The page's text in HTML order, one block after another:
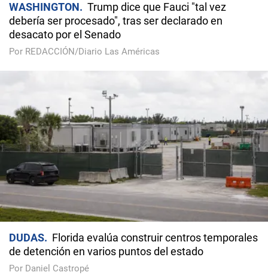
WASHINGTON
Trump dice que Fauci "tal vez
debería ser procesado", tras ser declarado en
desacato por el Senado
Por REDACCIÓN/Diario Las Américas
DUDAS
Florida evalúa construir centros temporales
de detención en varios puntos del estado
Por Daniel Castropé